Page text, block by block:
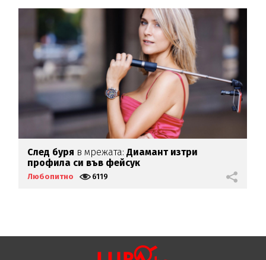
След буря в мрежата:Диамант изтри
профила си във фейсук
Любопитно 6119